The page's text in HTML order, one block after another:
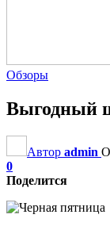
Обзоры
Выгодный
Автор admin
0
Поделится